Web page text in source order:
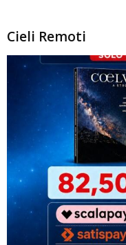
Cieli Remoti